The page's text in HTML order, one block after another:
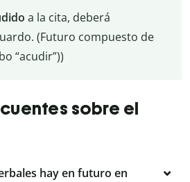
a la cita, deberá
(Futuro compuesto de
“acudir”))
sobre el
hay en futuro en